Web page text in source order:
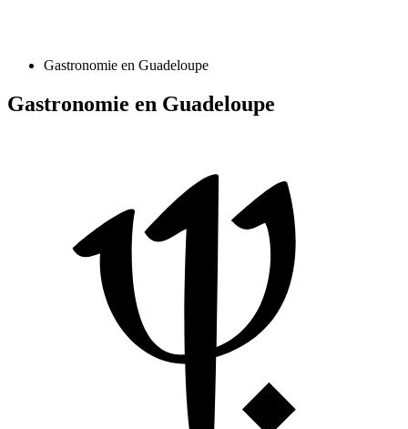
Gastronomie en Guadeloupe
Gastronomie en Guadeloupe